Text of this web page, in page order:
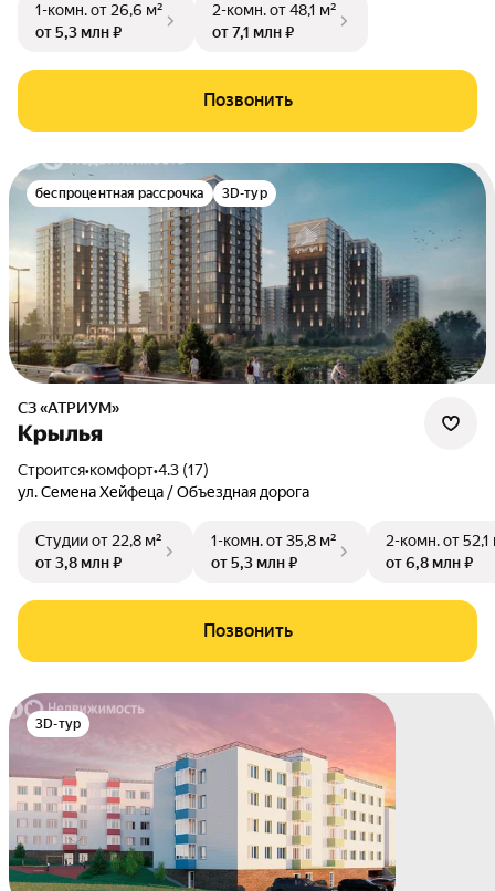
1-комн.от 26,6 м²
от 5,3 млн ₽
2-комн.от 48,1 м²
от 7,1 млн ₽
Позвонить
беспроцентная рассрочка 3D-тур
СЗ «АТРИУМ»
Крылья
Строится•комфорт•4.3 (17)
ул. Семена Хейфеца / Объездная дорога
Студииот 22,8 м²
от 3,8 млн ₽
1-комн.от 35,8 м²
от 5,3 млн ₽
2-комн.от 52,1
от 6,8 млн ₽
Позвонить
3D-тур